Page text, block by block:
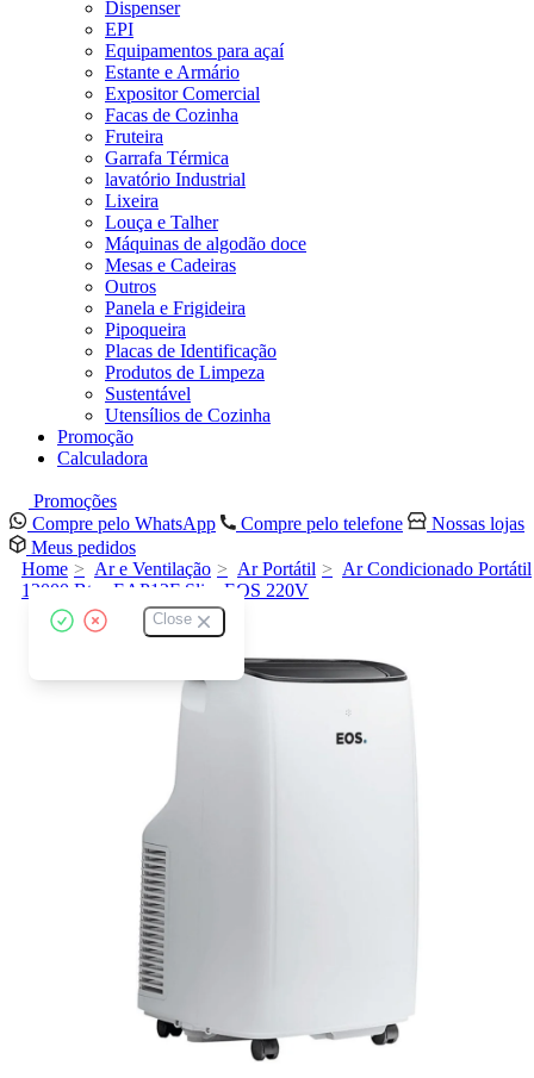
Dispenser
EPI
Equipamentos para açaí
Estante e Armário
Expositor Comercial
Facas de Cozinha
Fruteira
Garrafa Térmica
lavatório Industrial
Lixeira
Louça e Talher
Máquinas de algodão doce
Mesas e Cadeiras
Outros
Panela e Frigideira
Pipoqueira
Placas de Identificação
Produtos de Limpeza
Sustentável
Utensílios de Cozinha
Promoção
Calculadora
Promoções
Compre pelo WhatsApp
Compre pelo telefone
Nossas lojas
Meus pedidos
Close
Home Ar e Ventilação Ar Portátil
Ar Condicionado Portátil
12000 Btus EAP12F Slim EOS 220V